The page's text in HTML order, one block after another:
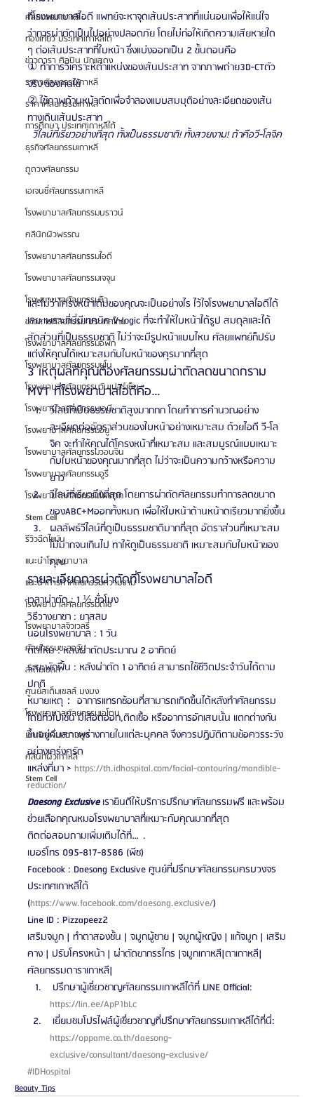
ศัลยกรรมเกาหลี
ท่องเที่ยว ประเทศเกาหลีใต้
ข่าวดารา ศิลปิน นักแสดง
ราคาศัลยกรรมเกาหลี
ราคาศัลยกรรมเกาหลี
การศึกษา ประเทศเกาหลีใต้
ธุรกิจศัลยกรรมเกาหลี
ดูดวงศัลยกรรม
เอเจนซี่ศัลยกรรมเกาหลี
โรงพยาบาลศัลยกรรมบราวน์
คลินิกผิวพรรณ
โรงพยาบาลศัลยกรรมไอดี
โรงพยาบาลศัลยกรรมเจจุน
โรงพยาบาลศัลยกรรมวิว
ข่าวสารศัลยกรรม ประเทศไทย
โรงพยาบาลศัลยกรรมอีพิก
โรงพยาบาลศัลยกรรมยูโน
โรงพยาบาลศัลยกรรมวันเปอร์เซ็น
โรงพยาบาลศัลยกรรมเอบี
โรงพยาบาลศัลยกรรมอียู
โรงพยาบาลศัลยกรรมวอนจิน
โรงพยาบาลศัลยกรรมอูรี
โรงพยาบาลศัลยกรรมไพรเวท
Stem Cell
รีวิวฉีดไขมัน
แนะนำโรงพยาบาล
แนะนำการทำศัลยกรรมความงาม
โรงพยาบาลศัลยกรรมดีเซ่
โรงพยาบาลจิวเวลรี่
ศัลยกรรมชะลอวัย
สเต็มเซลล์
ศูนย์สเต็มเซลล์ บงบง
โรงพยาบาลศัลยกรรมเอโตน
ผ่าตัดเพิ่มความสูง
คลินิกผิวเกาหลี
Stem Cell
ที่โรงพยาบาลไอดี แพทย์จะหาจุดเส้นประสาทที่แน่นอนเพื่อให้แน่ใจ
ว่าการผ่าตัดเป็นไปอย่างปลอดภัย โดยไม่ก่อให้เกิดความเสียหายใด
ๆ ต่อเส้นประสาทที่ใบหน้า ซึ่งแบ่งออกเป็น 2 ขั้นตอนคือ
① ทำการวิเคราะห์ตำแหน่งของเส้นประสาท จากภาพถ่าย3D-CTตัว
จริง ของคนไข้
② ใช้ภาพด้านหน้าตัดเพื่อจำลองแบบสมมุติอย่างละเอียดของเส้น
ทางเดินเส้นประสาท
วีไลน์ที่เรียวอย่างที่สุด ทั้งเป็นธรรมชาติ! ทั้งสวยงาม! ถ้าคือวี-โลจิค
และไม่ว่าโครงหน้าเดิมของคุณจะเป็นอย่างไร ไว้ใจโรงพยาบาลไอดีได้
เลย เพราะที่นี่มีเทคนิค V-logic ที่จะทำให้ใบหน้าได้รูป สมดุลและได้
สัดส่วนที่เป็นธรรมชาติ ไม่ว่าจะมีรูปหน้าแบบไหน ศัลยแพทย์ก็ปรับ
แต่งให้คุณได้เหมาะสมกับใบหน้าของคุรมากที่สุด
3 เหตุผลที่คุณต้องศัลยกรรมผ่าตัดลดขนาดกราม
MVT ที่โรงพยาบาลไอดีคือ…
วีไลน์ที่เป็นธรรมชาติสูงมากกก โดยทำการคำนวณอย่าง
ละเอียดต่ออัตราส่วนของใบหน้าอย่างเหมาะสม ด้วยไอดี วี-โล
จิค จะทำให้คุณได้โครงหน้าที่เหมาะสม และสมบูรณ์แบบเหมาะ
กับใบหน้าของคุณมากที่สุด ไม่ว่าจะเป็นความกว้างหรือความ
ยาว
วีไลน์ที่เรียวถึงที่สุด โดยการผ่าตัดศัลยกรรมทำการลดขนาด
ของABC+Mออกทั้งหมด เพื่อให้ใบหน้าด้านหน้าดเรียวมากยิ่งขึ้น
ผลลัพธ์วีไลน์ที่ดูเป็นธรรมชาติมากที่สุด อัตราส่วนที่เหมาะสม
ไม่มากจนเกินไป ทาให้ดูเป็นธรรมชาติ เหมาะสมกับใบหน้าของ
คุณ
รายละเอียดการผ่าตัดที่โรงพยาบาลไอดี
เวลาผ่าตัด : 1 ½ ชั่วโมง
วิธีวางยาชา : ยาสลบ
นอนโรงพยาบาล : 1 วัน
ตัดไหม : หลังผ่าตัดประมาณ 2 อาทิตย์
ระยะพักฟื้น : หลังผ่าตัด 1 อาทิตย์ สามารถใช้ชีวิตประจำวันได้ตาม
ปกติ
หมายเหตุ： อาการแทรกซ้อนที่สามารถเกิดขึ้นได้หลังทำศัลยกรรม
โดยทั่วไปเช่น มีเลือดออก,ติดเชื้อ หรืออาการอักเสบนั้น แตกต่างกัน
ขึ้นอยู่กับสภาพร่างกายในแต่ละบุคคล จึงควรปฏิบัติตามข้อควรระวัง
อย่างเคร่งครัด
แหล่งที่มา > https://th.idhospital.com/facial-contouring/mandible-
reduction/
Daesong Exclusiveเรายินดีให้บริการปรึกษาศัลยกรรมฟรี และพร้อม
ช่วยเลือกคุณหมอโรงพยาบาลที่เหมาะกับคุณมากที่สุด
ติดต่อสอบถามเพิ่มเติมได้ที่….
เบอร์โทร 095-817-8586 (พีช)
Facebook : Daesong Exclusive ศูนย์ที่ปรึกษาศัลยกรรมครบวงจร
ประเทศเกาหลีใต้
(https://www.facebook.com/daesong.exclusive/)
Line ID : Pizzapeez2
เสริมจมูก | ทำตาสองชั้น | จมูกผู้ชาย | จมูกผู้หญิง | แก้จมูก | เสริม
คาง | ปรับโครงหน้า | ผ่าตัดขากรรไกร |จมูกเกาหลี|ตาเกาหลี|
ศัลยกรรมดาราเกาหลี|
ปรึกษาผู้เชี่ยวชาญศัลยกรรมเกาหลีได้ที่ LINE Official:
https://lin.ee/ApP1bLc
เยี่ยมชมโปรไฟล์ผู้เชี่ยวชาญที่ปรึกษาศัลยกรรมเกาหลีได้ที่นี่:
https://oppame.co.th/daesong-
exclusive/consultant/daesong-exclusive/
#IDHospital
Beauty Tips